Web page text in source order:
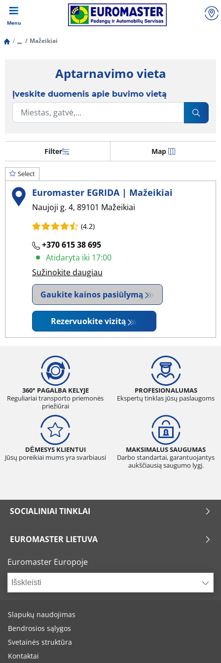
Menu
... Mažeikiai
Aptarnavimo vieta
Įveskite duomenis apie buvimo vietą
Filter Map
Select
Euromaster EGRIDA | Mažeikiai
Naujoji g. 4, 89101 Mažeikiai
(4.2)
+370 615 38 695
Atidaryta iki 17:00
Sužinokite daugiau
Gaukite kainos pasiūlymą
Rezervuokite vizitą
360° PAGALBA KELYJE
Reguliariai transporto priemonės
priežiūrai
PROFESIONALUMAS
Ekspertų tinklas jūsų paslaugoms
DĖMESYS KLIENTUI
Jūsų poreikiai mums yra svarbiausi
MAKSIMALUS SAUGUMAS
Darbo standartai, garantuojantys
aukščiausią saugumo lygį.
SOCIALINIAI TINKLAI
EUROMASTER LIETUVA
Euromaster Europoje
Išskleisti
Slapukų naudojimas
Bendrosios sąlygos
Svetainės struktūra
Kontaktai